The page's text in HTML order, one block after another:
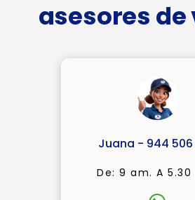
asesores
Juana - 944 506
De: 9 am. A 5.30